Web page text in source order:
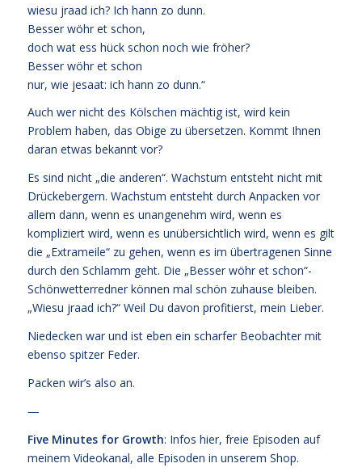
wiesu jraad ich? Ich hann zo dunn.
Besser wöhr et schon,
doch wat ess hück schon noch wie fröher?
Besser wöhr et schon
nur, wie jesaat: ich hann zo dunn.“
Auch wer nicht des Kölschen mächtig ist, wird kein
Problem haben, das Obige zu übersetzen. Kommt Ihnen
daran etwas bekannt vor?
Es sind nicht „die anderen“. Wachstum entsteht nicht mit
Drückebergern. Wachstum entsteht durch Anpacken vor
allem dann, wenn es unangenehm wird, wenn es
kompliziert wird, wenn es unübersichtlich wird, wenn es gilt
die „Extrameile“ zu gehen, wenn es im übertragenen Sinne
durch den Schlamm geht. Die „Besser wöhr et schon“-
Schönwetterredner können mal schön zuhause bleiben.
„Wiesu jraad ich?“ Weil Du davon profitierst, mein Lieber.
Niedecken war und ist eben ein scharfer Beobachter mit
ebenso spitzer Feder.
Packen wir’s also an.
—
Five Minutes for Growth: Infos hier, freie Episoden auf
meinem Videokanal, alle Episoden in unserem Shop.